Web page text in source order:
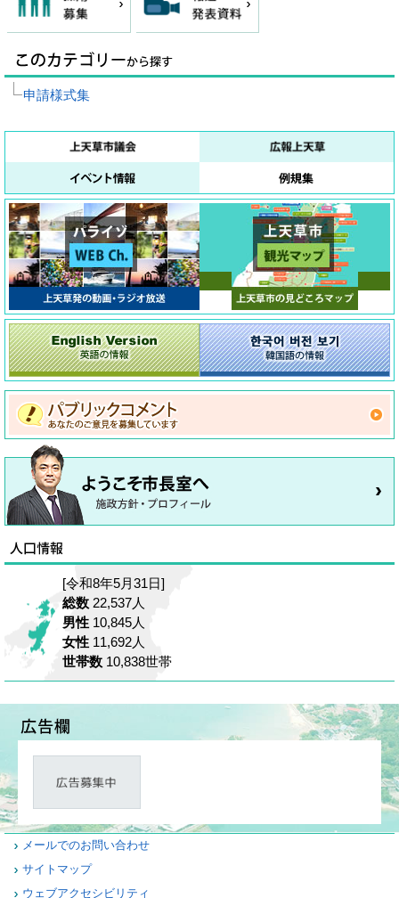
申請様式集
[令和8年5月31日]
総数 22,537人
男性 10,845人
女性 11,692人
世帯数 10,838世帯
メールでのお問い合わせ
サイトマップ
ウェブアクセシビリティ